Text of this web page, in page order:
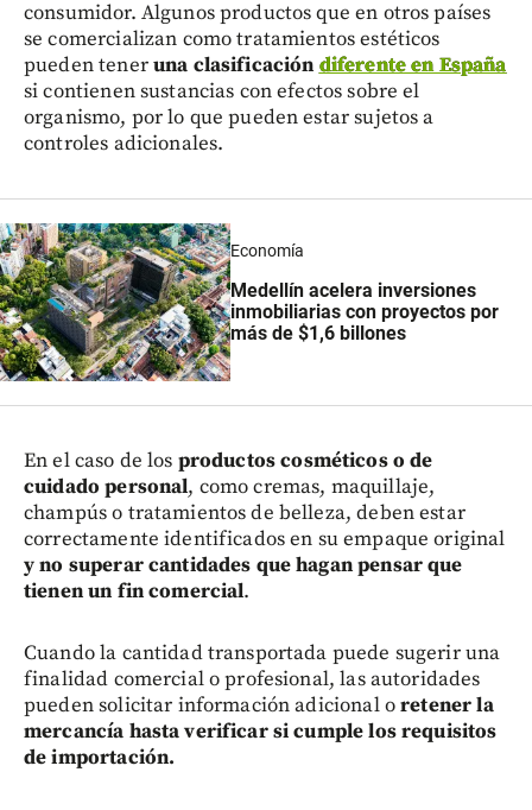
consumidor. Algunos productos que en otros países
se comercializan como tratamientos estéticos
pueden teneruna clasificación diferente en España
si contienen sustancias con efectos sobre el
organismo, por lo que pueden estar sujetos a
controles adicionales.
Economía
Medellín acelera inversiones
inmobiliarias con proyectos por
más de $1,6 billones
En el caso de los productos cosméticos o de
cuidado personal, como cremas, maquillaje,
champús o tratamientos de belleza, deben estar
correctamente identificados en su empaque original
y no superar cantidades que hagan pensar que
tienen un fin comercial.
Cuando la cantidad transportada puede sugerir una
finalidad comercial o profesional, las autoridades
pueden solicitar información adicional oretener la
mercancía hasta verificar si cumple los requisitos
de importación.